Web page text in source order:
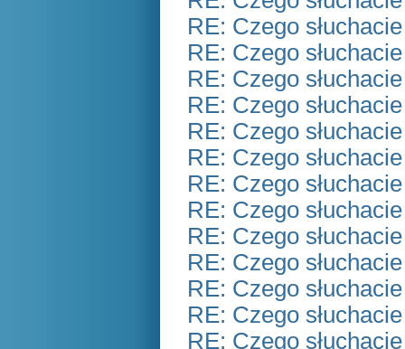
RE: Czego
RE: Czego
RE: Czego
RE: Czego
RE: Czego
RE: Czego
RE: Czego
RE: Czego
RE: Czego
RE: Czego
RE: Czego
RE: Czego
RE: Czego